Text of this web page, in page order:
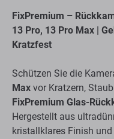
FixPremium –
13 Pro, 13 Pro Max |
Kratzfest
Schützen Sie die
Max vor Kratzern,
FixPremium Glas-
Hergestellt aus
kristallklares Finish